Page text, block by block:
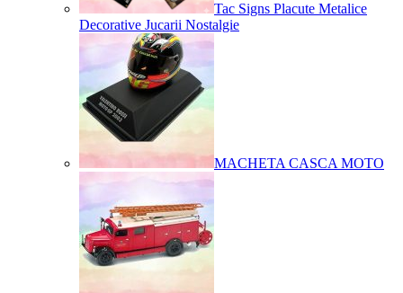
Tac Signs Placute Metalice
Decorative Jucarii Nostalgie
MACHETA CASCA MOTO